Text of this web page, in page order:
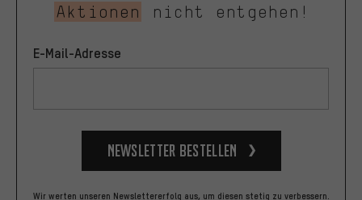
Aktionen
nicht entgehen!
E-Mail-Adresse
Newsletter bestellen
Wir werten unseren Newslettererfolg aus, um diesen stetig zu verbessern.